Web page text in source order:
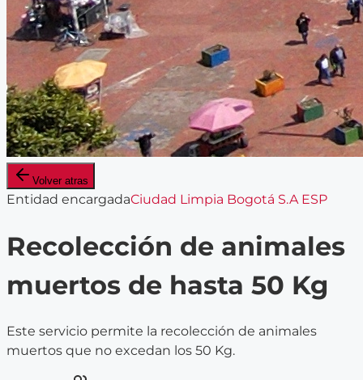
Volver atras
Entidad encargadaCiudad Limpia Bogotá S.A ESP
Recolección de animales
muertos de hasta 50 Kg
Este servicio permite la recolección de animales
muertos que no excedan los 50 Kg.